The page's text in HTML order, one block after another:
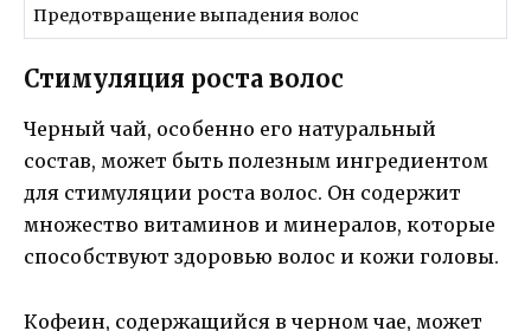
Предотвращение выпадения волос
Стимуляция роста волос
Черный чай, особенно его натуральный
состав, может быть полезным ингредиентом
для стимуляции роста волос. Он содержит
множество витаминов и минералов, которые
способствуют здоровью волос и кожи головы.
Кофеин, содержащийся в черном чае, может